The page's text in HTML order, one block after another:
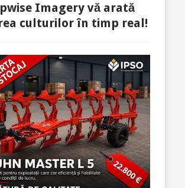
Imagery vă arată
culturilor în timp real!